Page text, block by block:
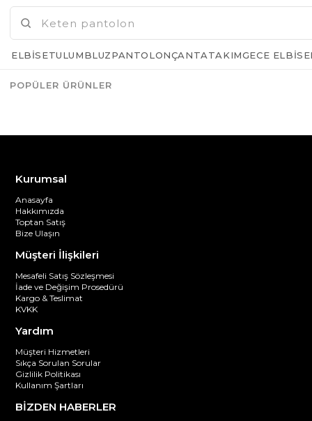
Kurumsal
Anasayfa
Hakkımızda
Toptan Satış
Bize Ulaşın
Müşteri İlişkileri
Mesafeli Satış Sözleşmesi
İade ve Değişim Prosedürü
Kargo & Teslimat
KVKK
Yardım
Müşteri Hizmetleri
Sıkça Sorulan Sorular
Gizlilik Politikası
Kullanım Şartları
BİZDEN HABERLER
ELBISETULUMBLUZPANTOLONÇANTATAKIMGECE
POPÜLER ÜRÜNLER